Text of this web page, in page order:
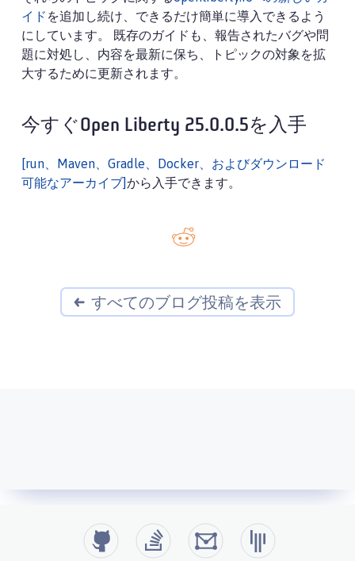
イド を追加し続け、できるだけ簡単に導入できるよう
にしています。 既存のガイドも、報告されたバグや問
題に対処し、内容を最新に保ち、トピックの対象を拡
大するために更新されます。
今すぐOpen Liberty 25.0.0.5を入手
[run、Maven、Gradle、Docker、およびダウンロード
可能なアーカイブ]から入手できます。
すべてのブログ投稿を表示